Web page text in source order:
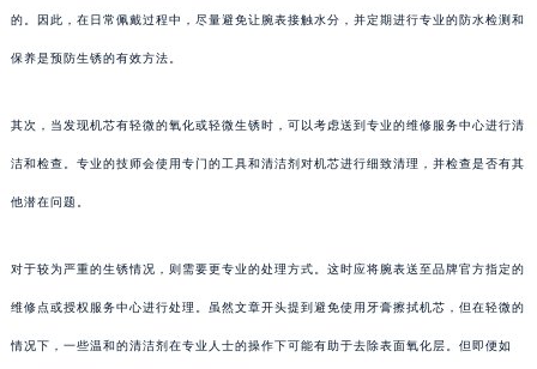
的。因此，在日常佩戴过程中，尽量避免让腕表接触水分，并定期进行专业的防水检测和
保养是预防生锈的有效方法。
其次，当发现机芯有轻微的氧化或轻微生锈时，可以考虑送到专业的维修服务中心进行清
洁和检查。专业的技师会使用专门的工具和清洁剂对机芯进行细致清理，并检查是否有其
他潜在问题。
对于较为严重的生锈情况，则需要更专业的处理方式。这时应将腕表送至品牌官方指定的
维修点或授权服务中心进行处理。虽然文章开头提到避免使用牙膏擦拭机芯，但在轻微的
情况下，一些温和的清洁剂在专业人士的操作下可能有助于去除表面氧化层。但即便如